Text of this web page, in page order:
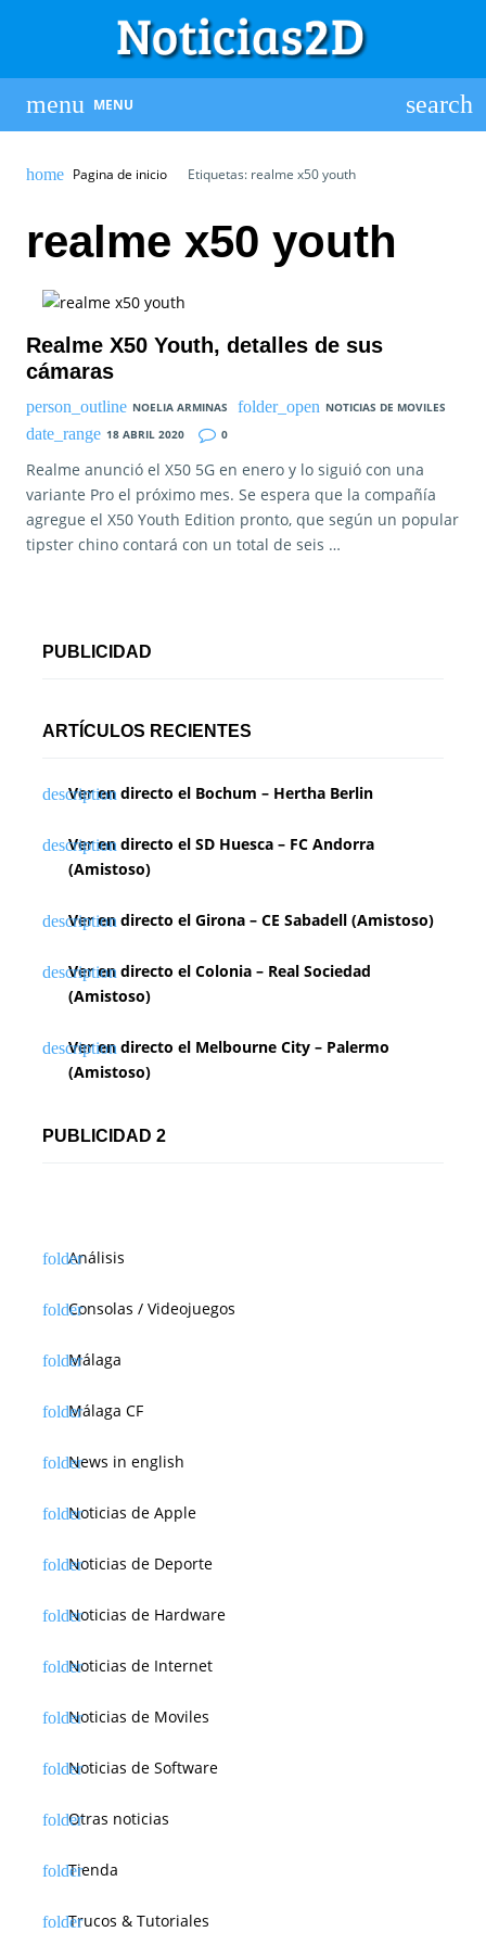
MENU
Pagina de inicio Etiquetas: realme x50 youth
realme x50 youth
Realme X50 Youth, detalles de sus
cámaras
NOELIA ARMINAS
NOTICIAS DE MOVILES
18 ABRIL 2020
0
Realme anunció el X50 5G en enero y lo siguió con una
variante Pro el próximo mes. Se espera que la compañía
agregue el X50 Youth Edition pronto, que según un popular
tipster chino contará con un total de seis …
PUBLICIDAD
ARTÍCULOS RECIENTES
Ver en directo el Bochum – Hertha Berlin
Ver en directo el SD Huesca – FC Andorra
(Amistoso)
Ver en directo el Girona – CE Sabadell (Amistoso)
Ver en directo el Colonia – Real Sociedad
(Amistoso)
Ver en directo el Melbourne City – Palermo
(Amistoso)
PUBLICIDAD 2
Análisis
Consolas / Videojuegos
Málaga
Málaga CF
News in english
Noticias de Apple
Noticias de Deporte
Noticias de Hardware
Noticias de Internet
Noticias de Moviles
Noticias de Software
Otras noticias
Tienda
Trucos & Tutoriales